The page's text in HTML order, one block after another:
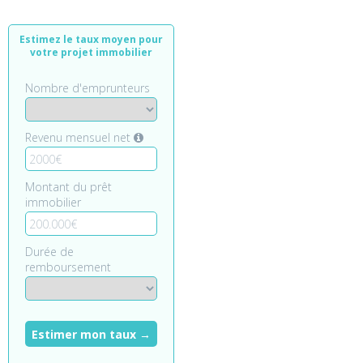
Estimez le taux moyen pour
votre projet immobilier
Nombre d'emprunteurs
Revenu mensuel net
Montant du prêt
immobilier
Durée de
remboursement
Estimer mon taux →